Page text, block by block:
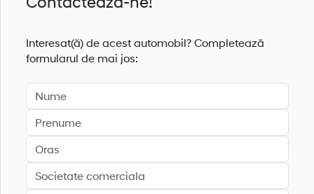
Interesat(ă) de acest automobil? Completează
formularul de mai jos: